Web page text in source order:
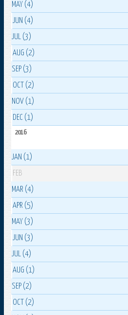
MAY (4)
JUN (4)
JUL (3)
AUG (2)
SEP (3)
OCT (2)
NOV (1)
DEC (1)
2016
JAN (1)
FEB
MAR (4)
APR (5)
MAY (3)
JUN (3)
JUL (4)
AUG (1)
SEP (2)
OCT (2)